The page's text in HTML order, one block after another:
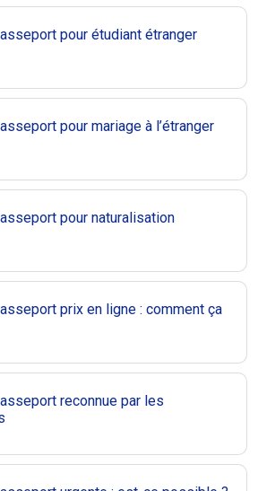
pour étudiant étranger
pour mariage à l’étranger
pour naturalisation
prix en ligne : comment ça
reconnue par les